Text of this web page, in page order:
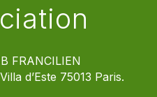
FRANCILIEN
d’Este 75013 Paris.